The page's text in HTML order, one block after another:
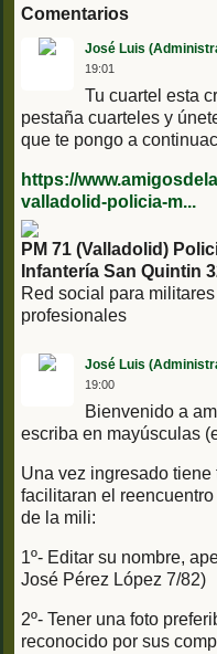
Comentarios
José Luis
19:01
Tu cuartel esta
pestaña cuarteles y
que te pongo a
https://
valladolid-policia-m...
PM 71 (Valladolid)
Infantería San Quintin
Red social para
profesionales
José Luis
19:00
Bienvenido a
escriba en mayúsculas
Una vez ingresado
facilitaran el
de la mili:
1º- Editar su nombre,
José Pérez López 7/82)
2º- Tener una foto
reconocido por sus